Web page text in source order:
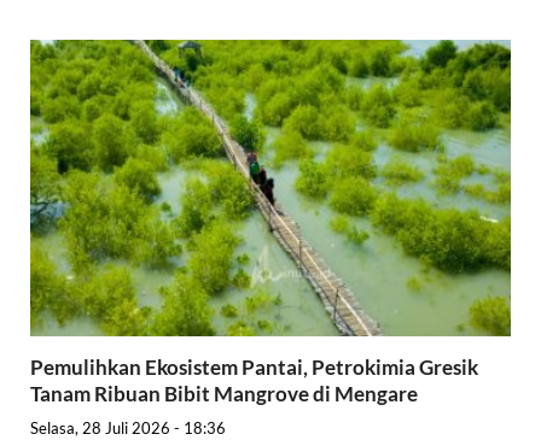
Pemulihkan Ekosistem Pantai, Petrokimia Gresik
Tanam Ribuan Bibit Mangrove di Mengare
Selasa, 28 Juli 2026 - 18:36